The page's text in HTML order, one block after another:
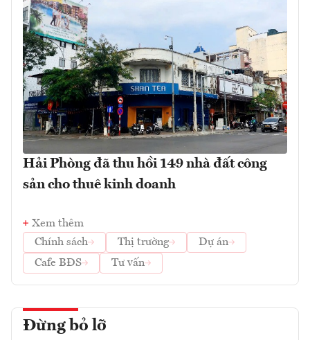
Hải Phòng đã thu hồi 149 nhà đất công
sản cho thuê kinh doanh
Xem thêm
Chính sách
Thị trường
Dự án
Cafe BĐS
Tư vấn
Đừng bỏ lỡ